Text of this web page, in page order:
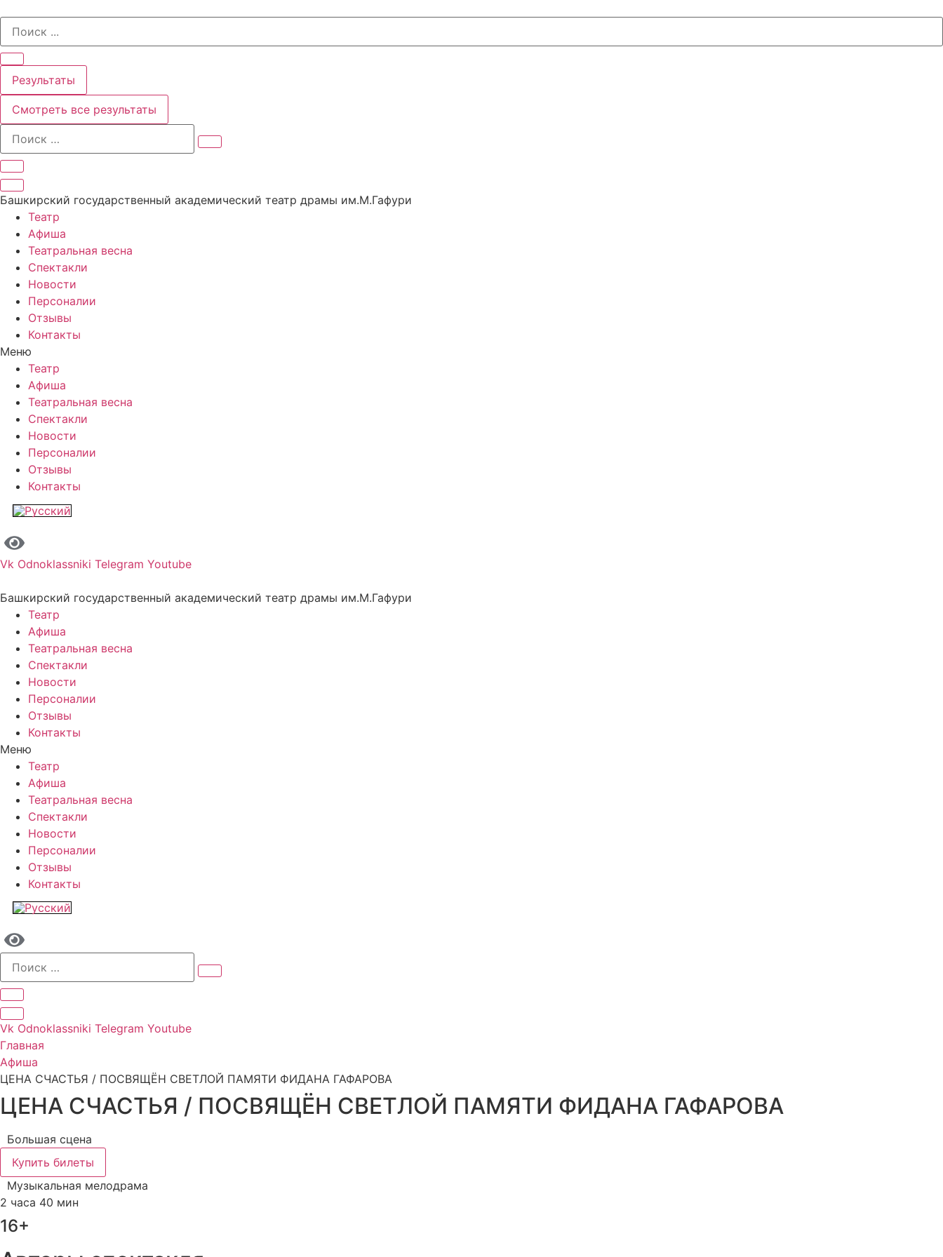
содержимому
Search
Результаты
Смотреть все результаты
Башкирский государственный академический театр драмы им.М.Гафури
Театр
Афиша
Театральная весна
Спектакли
Новости
Персоналии
Отзывы
Контакты
Меню
Театр
Афиша
Театральная весна
Спектакли
Новости
Персоналии
Отзывы
Контакты
Vk Odnoklassniki Telegram Youtube
Башкирский государственный академический театр драмы им.М.Гафури
Театр
Афиша
Театральная весна
Спектакли
Новости
Персоналии
Отзывы
Контакты
Меню
Театр
Афиша
Театральная весна
Спектакли
Новости
Персоналии
Отзывы
Контакты
Vk Odnoklassniki Telegram Youtube
Главная
Афиша
ЦЕНА СЧАСТЬЯ / ПОСВЯЩЁН СВЕТЛОЙ ПАМЯТИ ФИДАНА ГАФАРОВА
ЦЕНА СЧАСТЬЯ / ПОСВЯЩЁН СВЕТЛОЙ ПАМЯТИ ФИДАНА ГАФАРОВА
Большая сцена
Купить билеты
Музыкальная мелодрама
2 часа 40 мин
16+